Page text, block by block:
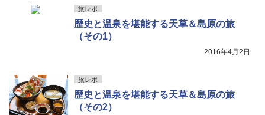
旅レポ
歴史と温泉を堪能する天草＆島原の旅
（その1）
2016年4月2日
旅レポ
歴史と温泉を堪能する天草＆島原の旅
（その2）